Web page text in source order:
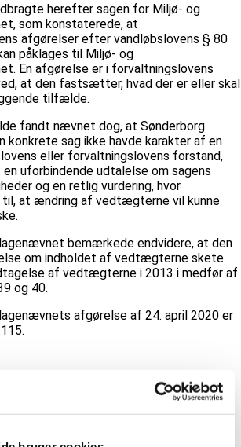
herefter sagen for Miljø- og
som konstaterede, at
afgørelser efter vandløbslovens § 80
påklages til Miljø- og
En afgørelse er i forvaltningslovens
at den fastsætter, hvad der er eller skal
tilfælde.
fandt nævnet dog, at Sønderborg
konkrete sag ikke havde karakter af en
eller forvaltningslovens forstand,
uforbindende udtalelse om sagens
og en retlig vurdering, hvor
til, at ændring af vedtægterne vil kunne
bemærkede endvidere, at den
om indholdet af vedtægterne skete
af vedtægterne i 2013 i medfør af
og 40.
afgørelse af 24. april 2020 er
energi